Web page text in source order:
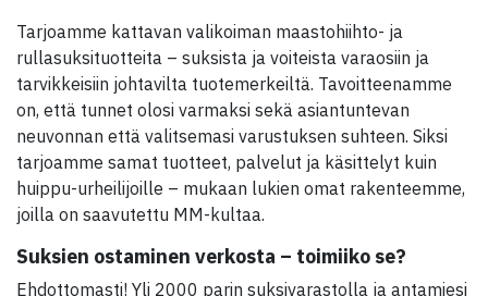
Tarjoamme kattavan valikoiman maastohiihto- ja
rullasuksituotteita – suksista ja voiteista varaosiin ja
tarvikkeisiin johtavilta tuotemerkeiltä. Tavoitteenamme
on, että tunnet olosi varmaksi sekä asiantuntevan
neuvonnan että valitsemasi varustuksen suhteen. Siksi
tarjoamme samat tuotteet, palvelut ja käsittelyt kuin
huippu-urheilijoille – mukaan lukien omat rakenteemme,
joilla on saavutettu MM-kultaa.
Suksien ostaminen verkosta – toimiiko se?
Ehdottomasti! Yli 2000 parin suksivarastolla ja antamiesi